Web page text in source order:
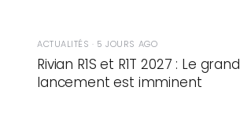
ACTUALITÉS · 5 JOURS AGO
Rivian R1S et R1T 2027 : Le grand
lancement est imminent